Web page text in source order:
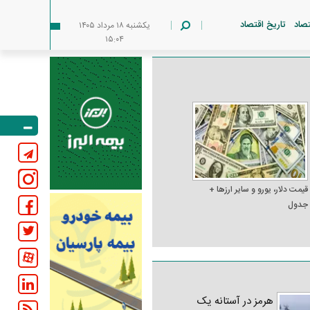
تاریخ اقتصاد
يکشنبه ۱۸ مرداد ۱۴۰۵
۱۵:۰۴
قیمت دلار، یورو و سایر ارز‌ها +
جدول
هرمز در آستانه یک